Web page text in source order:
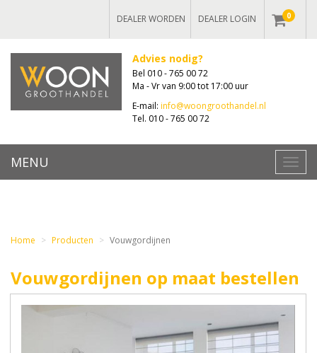
DEALER WORDEN DEALER LOGIN 0
Advies nodig?
Bel 010 - 765 00 72
Ma - Vr van 9:00 tot 17:00 uur
E-mail: info@woongroothandel.nl
Tel. 010 - 765 00 72
MENU
Home Producten Vouwgordijnen
Vouwgordijnen op maat bestellen